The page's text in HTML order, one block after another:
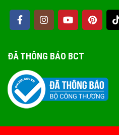
ĐÃ THÔNG BÁO BCT